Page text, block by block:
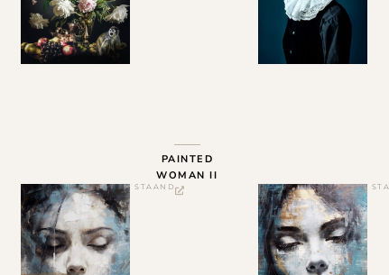
PAINTED
WOMAN II
STAAND